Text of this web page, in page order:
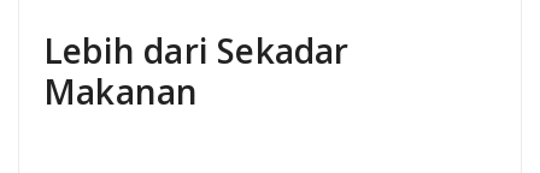
Lebih dari Sekadar
Makanan